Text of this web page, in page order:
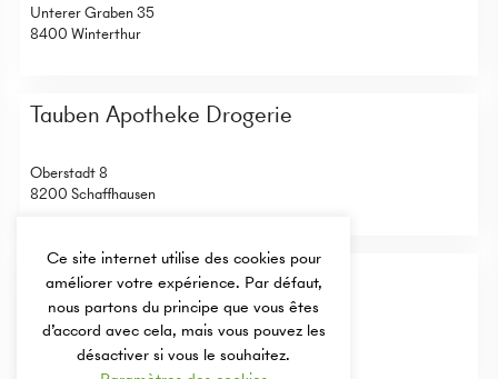
Unterer Graben 35
8400 Winterthur
Tauben Apotheke Drogerie
Oberstadt 8
8200 Schaffhausen
Turm Apotheke
Jurastrasse 18
4900 Langenthal
Ce site internet utilise des cookies pour
améliorer votre expérience. Par défaut,
nous partons du principe que vous êtes
d’accord avec cela, mais vous pouvez les
désactiver si vous le souhaitez.